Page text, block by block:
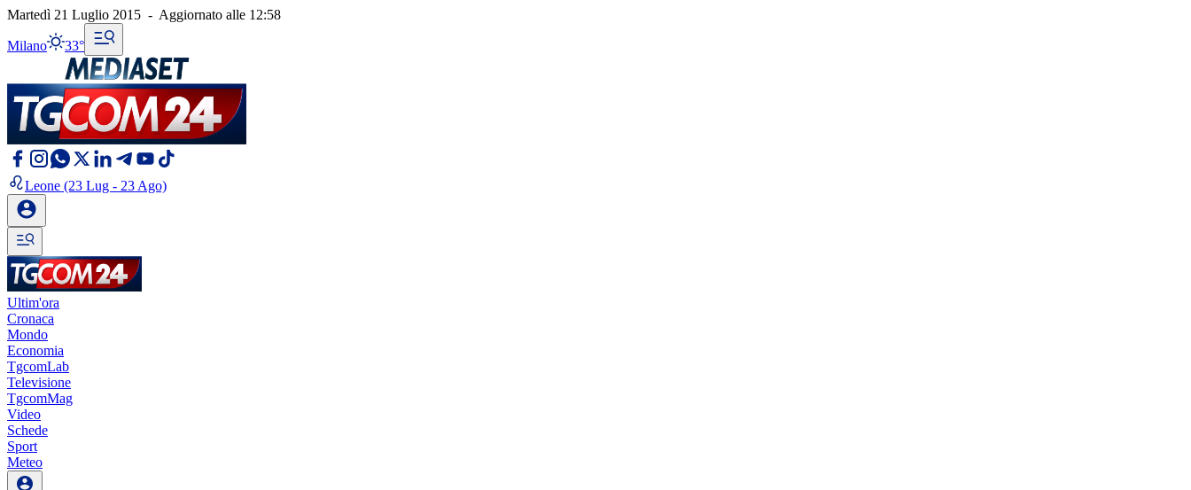
Martedì 21 Luglio 2015 - Aggiornato alle 12:58
Milano 33°
Leone (23 Lug - 23 Ago)
Ultim'ora
Cronaca
Mondo
Economia
TgcomLab
Televisione
TgcomMag
Video
Schede
Sport
Meteo